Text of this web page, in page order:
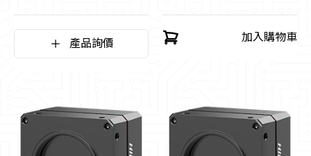
產品詢價 加入購物車